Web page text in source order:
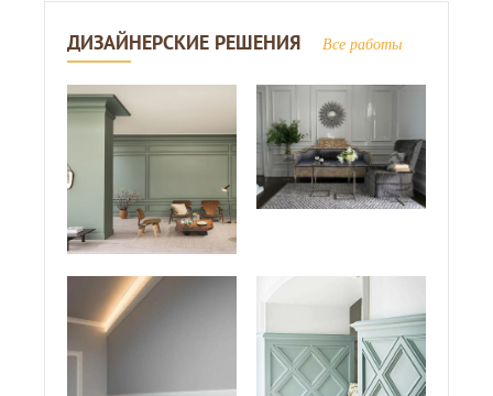
ДИЗАЙНЕРСКИЕ РЕШЕНИЯ Все работы